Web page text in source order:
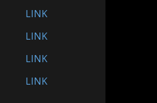
LINK
LINK
LINK
LINK